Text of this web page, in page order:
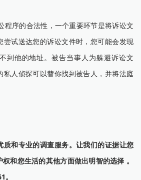
程序的合法性，一个重要环节是将诉讼文
尝试送达您的诉讼文件时，您可能会发现
到他的地址。被告当事人为躲避诉讼文
私人侦探可以替你找到被告人，并将法庭
质和专业的调查服务。让我们的证据让您
和您生活的其他方面做出明智的选择 。